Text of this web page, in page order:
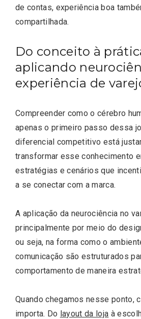
de contas, experiência boa
compartilhada.
Do conceito à
aplicando
experiência de
Compreender como o cérebro
apenas o primeiro passo dessa
diferencial competitivo está
transformar esse conhecimento
estratégias e cenários que
a se conectar com a marca.
A aplicação da neurociência no
principalmente por meio do
ou seja, na forma como o
comunicação são estruturados
comportamento de maneira
Quando chegamos nesse ponto,
importa. Do layout da loja à